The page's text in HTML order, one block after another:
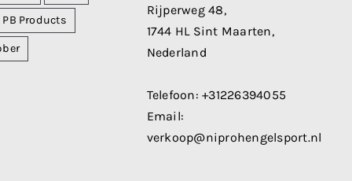
PB Products
Rijperweg 48,
1744 HL Sint Maarten,
Nederland
Telefoon:+31226394055
Email:
verkoop@niprohengelsport.nl